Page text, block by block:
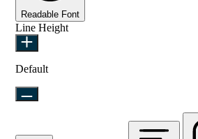
Readable Font
Line Height
Default